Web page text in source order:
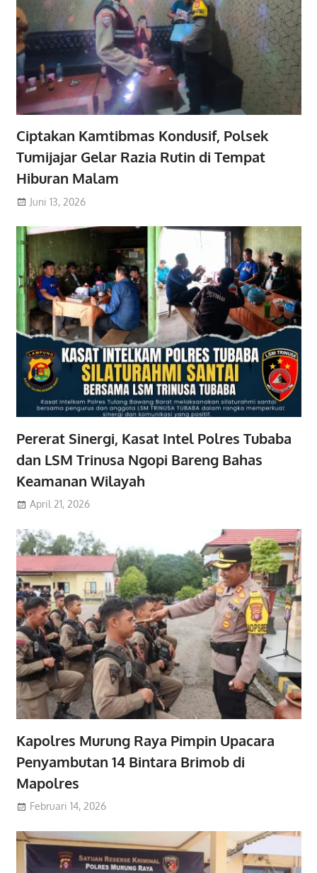
Ciptakan Kamtibmas Kondusif, Polsek
Tumijajar Gelar Razia Rutin di Tempat
Hiburan Malam
Juni 13, 2026
Pererat Sinergi, Kasat Intel Polres Tubaba
dan LSM Trinusa Ngopi Bareng Bahas
Keamanan Wilayah
April 21, 2026
Kapolres Murung Raya Pimpin Upacara
Penyambutan 14 Bintara Brimob di
Mapolres
Februari 14, 2026